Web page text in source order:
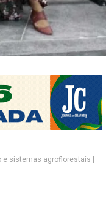
sistemas agroflorestais |